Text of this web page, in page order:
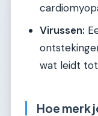
Virussen:
wat leidt
Hoe merk